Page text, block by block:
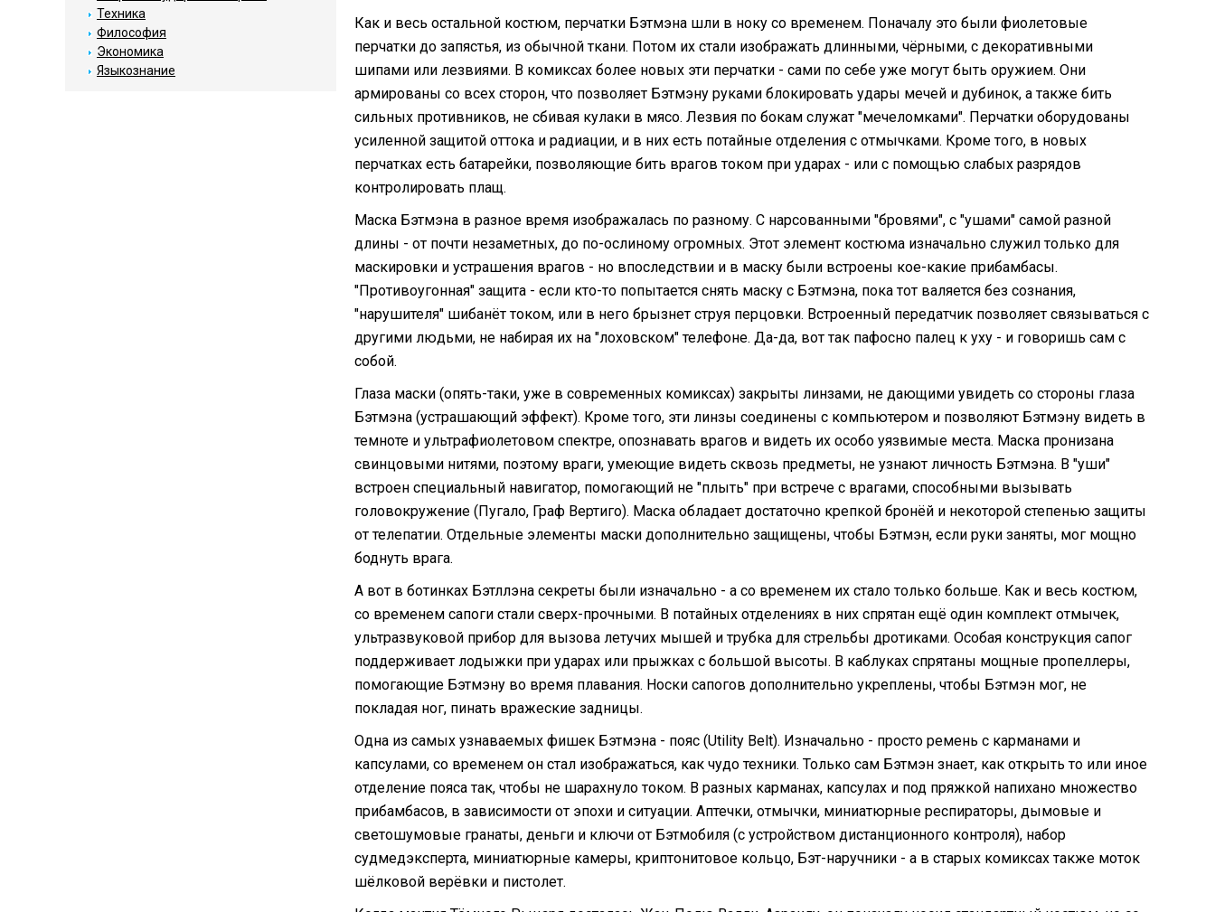
Как и весь остальной костюм, перчатки Бэтмэна шли в ноку со временем. Поначалу это были фиолетовые
перчатки до запястья, из обычной ткани. Потом их стали изображать длинными, чёрными, с декоративными
шипами или лезвиями. В комиксах более новых эти перчатки - сами по себе уже могут быть оружием. Они
армированы со всех сторон, что позволяет Бэтмэну руками блокировать удары мечей и дубинок, а также бить
сильных противников, не сбивая кулаки в мясо. Лезвия по бокам служат "мечеломками". Перчатки оборудованы
усиленной защитой оттока и радиации, и в них есть потайные отделения с отмычками. Кроме того, в новых
перчатках есть батарейки, позволяющие бить врагов током при ударах - или с помощью слабых разрядов
контролировать плащ.
Маска Бэтмэна в разное время изображалась по разному. С нарсованными "бровями", с "ушами" самой разной
длины - от почти незаметных, до по-ослиному огромных. Этот элемент костюма изначально служил только для
маскировки и устрашения врагов - но впоследствии и в маску были встроены кое-какие прибамбасы.
"Противоугонная" защита - если кто-то попытается снять маску с Бэтмэна, пока тот валяется без сознания,
"нарушителя" шибанёт током, или в него брызнет струя перцовки. Встроенный передатчик позволяет связываться с
другими людьми, не набирая их на "лоховском" телефоне. Да-да, вот так пафосно палец к уху - и говоришь сам с
собой.
Глаза маски (опять-таки, уже в современных комиксах) закрыты линзами, не дающими увидеть со стороны глаза
Бэтмэна (устрашающий эффект). Кроме того, эти линзы соединены с компьютером и позволяют Бэтмэну видеть в
темноте и ультрафиолетовом спектре, опознавать врагов и видеть их особо уязвимые места. Маска пронизана
свинцовыми нитями, поэтому враги, умеющие видеть сквозь предметы, не узнают личность Бэтмэна. В "уши"
встроен специальный навигатор, помогающий не "плыть" при встрече с врагами, способными вызывать
головокружение (Пугало, Граф Вертиго). Маска обладает достаточно крепкой бронёй и некоторой степенью защиты
от телепатии. Отдельные элементы маски дополнительно защищены, чтобы Бэтмэн, если руки заняты, мог мощно
боднуть врага.
А вот в ботинках Бэтллэна секреты были изначально - а со временем их стало только больше. Как и весь костюм,
со временем сапоги стали сверх-прочными. В потайных отделениях в них спрятан ещё один комплект отмычек,
ультразвуковой прибор для вызова летучих мышей и трубка для стрельбы дротиками. Особая конструкция сапог
поддерживает лодыжки при ударах или прыжках с большой высоты. В каблуках спрятаны мощные пропеллеры,
помогающие Бэтмэну во время плавания. Носки сапогов дополнительно укреплены, чтобы Бэтмэн мог, не
покладая ног, пинать вражеские задницы.
Одна из самых узнаваемых фишек Бэтмэна - пояс (Utility Belt). Изначально - просто ремень с карманами и
капсулами, со временем он стал изображаться, как чудо техники. Только сам Бэтмэн знает, как открыть то или иное
отделение пояса так, чтобы не шарахнуло током. В разных карманах, капсулах и под пряжкой напихано множество
прибамбасов, в зависимости от эпохи и ситуации. Аптечки, отмычки, миниатюрные респираторы, дымовые и
светошумовые гранаты, деньги и ключи от Бэтмобиля (с устройством дистанционного контроля), набор
судмедэксперта, миниатюрные камеры, криптонитовое кольцо, Бэт-наручники - а в старых комиксах также моток
шёлковой верёвки и пистолет.
Техника
Философия
Экономика
Языкознание